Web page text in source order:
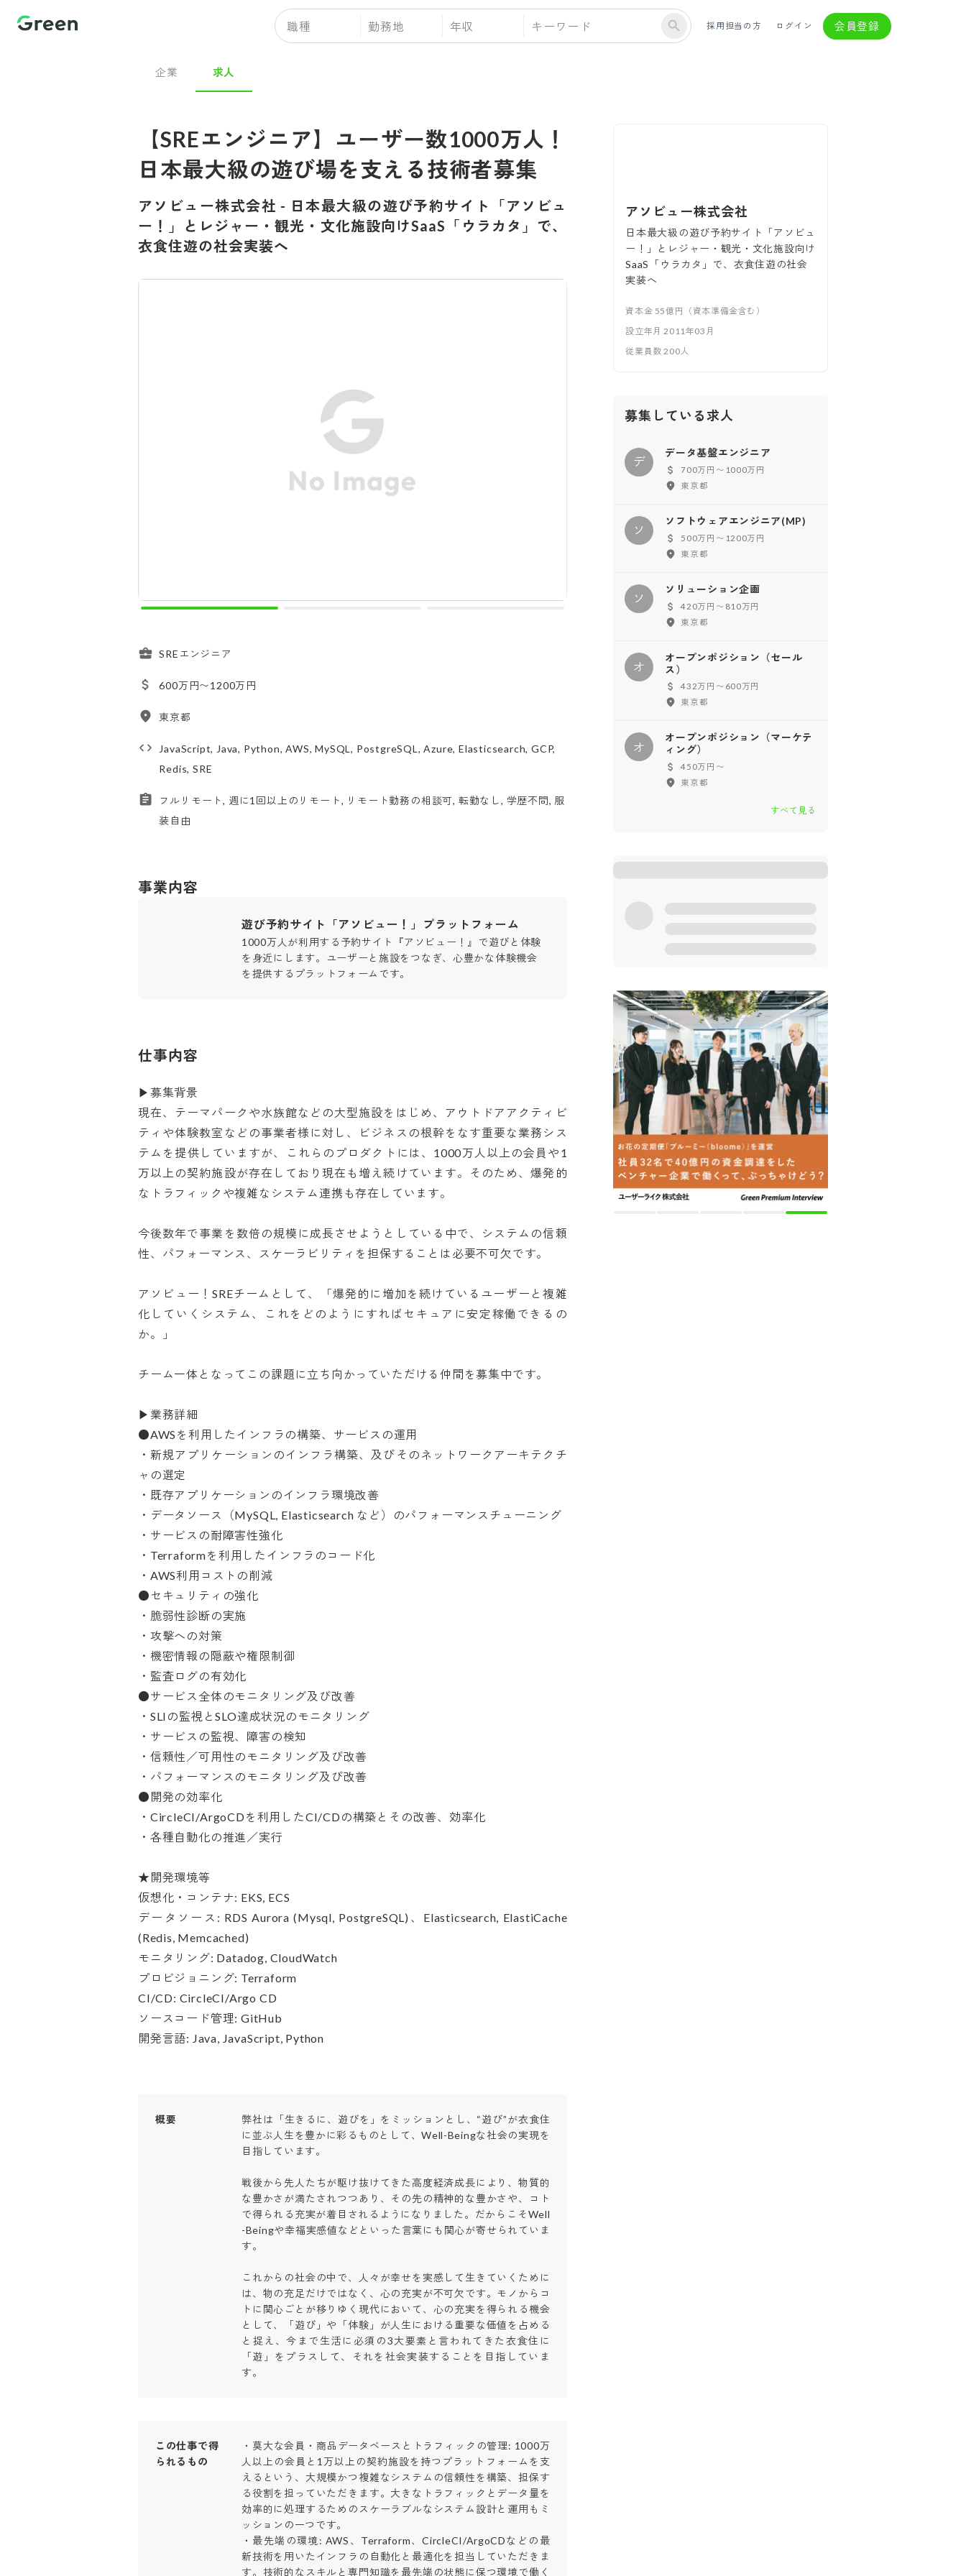
職種 勤務地 年収 採用担当の方 ログイン 会員登録
企業 求人
【SREエンジニア】ユーザー数1000万人！
日本最大級の遊び場を支える技術者募集
アソビュー株式会社 - 日本最大級の遊び予約サイト「アソビュ
ー！」とレジャー・観光・文化施設向けSaaS「ウラカタ」で、
衣食住遊の社会実装へ
SREエンジニア
600万円〜1200万円
東京都
JavaScript, Java, Python, AWS, MySQL, PostgreSQL, Azure, Elasticsearch, GCP,
Redis, SRE
フルリモート, 週に1回以上のリモート, リモート勤務の相談可, 転勤なし, 学歴不問, 服
装自由
事業内容
遊び予約サイト「アソビュー！」プラットフォーム
1000万人が利用する予約サイト『アソビュー！』で遊びと体験
を身近にします。ユーザーと施設をつなぎ、心豊かな体験機会
を提供するプラットフォームです。
仕事内容
▶募集背景
現在、テーマパークや水族館などの大型施設をはじめ、アウトドアアクティビ
ティや体験教室などの事業者様に対し、ビジネスの根幹をなす重要な業務シス
テムを提供していますが、これらのプロダクトには、1000万人以上の会員や1
万以上の契約施設が存在しており現在も増え続けています。そのため、爆発的
なトラフィックや複雑なシステム連携も存在しています。
今後数年で事業を数倍の規模に成長させようとしている中で、システムの信頼
性、パフォーマンス、スケーラビリティを担保することは必要不可欠です。
アソビュー！SREチームとして、「爆発的に増加を続けているユーザーと複雑
化していくシステム、これをどのようにすればセキュアに安定稼働できるの
か。」
チーム一体となってこの課題に立ち向かっていただける仲間を募集中です。
▶業務詳細
●AWSを利用したインフラの構築、サービスの運用
・新規アプリケーションのインフラ構築、及びそのネットワークアーキテクチ
ャの選定
・既存アプリケーションのインフラ環境改善
・データソース（MySQL, Elasticsearch など）のパフォーマンスチューニング
・サービスの耐障害性強化
・Terraformを利用したインフラのコード化
・AWS利用コストの削減
●セキュリティの強化
・脆弱性診断の実施
・攻撃への対策
・機密情報の隠蔽や権限制御
・監査ログの有効化
●サービス全体のモニタリング及び改善
・SLIの監視とSLO達成状況のモニタリング
・サービスの監視、障害の検知
・信頼性／可用性のモニタリング及び改善
・パフォーマンスのモニタリング及び改善
●開発の効率化
・CircleCI/ArgoCDを利用したCI/CDの構築とその改善、効率化
・各種自動化の推進／実行
★開発環境等
仮想化・コンテナ: EKS, ECS
データソース: RDS Aurora (Mysql, PostgreSQL)、Elasticsearch, ElastiCache
(Redis, Memcached)
モニタリング: Datadog, CloudWatch
プロビジョニング: Terraform
CI/CD: CircleCI/Argo CD
ソースコード管理: GitHub
開発言語: Java, JavaScript, Python
概要
弊社は「生きるに、遊びを」をミッションとし、“遊び”が衣食住
に並ぶ人生を豊かに彩るものとして、Well-Beingな社会の実現を
目指しています。
戦後から先人たちが駆け抜けてきた高度経済成長により、物質的
な豊かさが満たされつつあり、その先の精神的な豊かさや、コト
で得られる充実が着目されるようになりました。だからこそWell
-Beingや幸福実感値などといった言葉にも関心が寄せられていま
す。
これからの社会の中で、人々が幸せを実感して生きていくために
は、物の充足だけではなく、心の充実が不可欠です。モノからコ
トに関心ごとが移りゆく現代において、心の充実を得られる機会
として、「遊び」や「体験」が人生における重要な価値を占める
と捉え、今まで生活に必須の3大要素と言われてきた衣食住に
「遊」をプラスして、それを社会実装することを目指していま
す。
この仕事で得
られるもの
・莫大な会員・商品データベースとトラフィックの管理: 1000万
人以上の会員と1万以上の契約施設を持つプラットフォームを支
えるという、大規模かつ複雑なシステムの信頼性を構築、担保す
る役割を担っていただきます。大きなトラフィックとデータ量を
効率的に処理するためのスケーラブルなシステム設計と運用もミ
ッションの一つです。
・最先端の環境: AWS、Terraform、CircleCI/ArgoCDなどの最
新技術を用いたインフラの自動化と最適化を担当していただきま
す。技術的なスキルと専門知識を最先端の状態に保つ環境で働く
アソビュー株式会社
日本最大級の遊び予約サイト「アソビュ
ー！」とレジャー・観光・文化施設向け
SaaS「ウラカタ」で、衣食住遊の社会
実装へ
資本金 55億円（資本準備金含む）
設立年月 2011年03月
従業員数 200 人
募集している求人
デ
データ基盤エンジニア
700万円〜1000万円
東京都
ソ
ソフトウェアエンジニア(MP)
500万円〜1200万円
東京都
ソ
ソリューション企画
420万円〜810万円
東京都
オ
オープンポジション（セール
ス）
432万円〜600万円
東京都
オ
オープンポジション（マーケテ
ィング）
450万円〜
東京都
すべて見る